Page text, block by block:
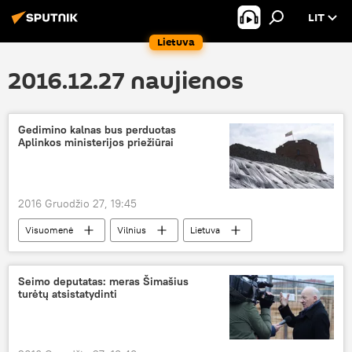
Lietuva
LIT
2016.12.27 naujienos
Gedimino kalnas bus perduotas
Aplinkos ministerijos priežiūrai
2016 Gruodžio 27, 19:45
Visuomenė Vilnius
Lietuva
Gedimino kalnas
nuošliauža
Gedimino kalno nuošliauža
Seimo deputatas: meras Šimašius
turėtų atsistatydinti